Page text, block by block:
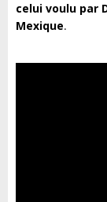
celui voulu par
Mexique.